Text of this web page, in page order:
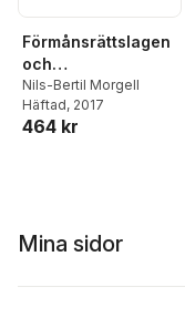
Förmånsrättslagen
och
lönegarantilagen :
en kommentar
Nils-Bertil Morgell
Häftad, 2017
464 kr
Mina sidor